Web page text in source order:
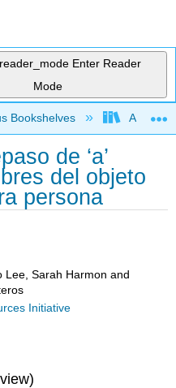
Enter Reader
Mode
hierarchy
Bookshelves
de ‘a’
del objeto
persona
Lee, Sarah Harmon and
Initiative